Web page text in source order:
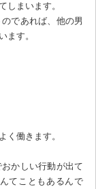
しまいます。
であれば、他の男
ます。
く働きます。
かしい行動が出て
てこともあるんで